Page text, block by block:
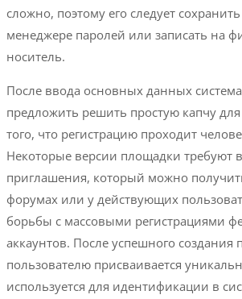
сложно, поэтому его следует
менеджере паролей или записать на
носитель.
После ввода основных данных
предложить решить простую капчу
того, что регистрацию проходит
Некоторые версии площадки требуют
приглашения, который можно
форумах или у действующих
борьбы с массовыми регистрациями
аккаунтов. После успешного создания
пользователю присваивается
используется для идентификации в